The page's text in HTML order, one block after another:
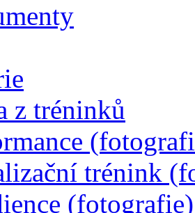
z tréninků
trénink
(fotografie)